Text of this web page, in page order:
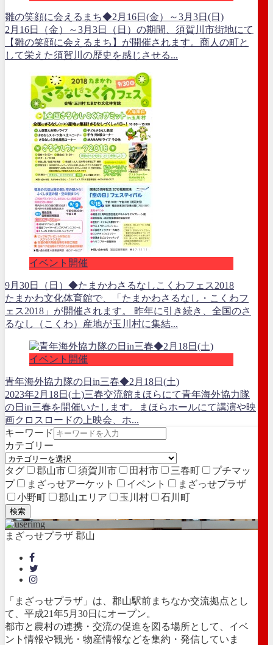
雛の笑顔に会えるまち◆2月16日(金）～3月3日(日)
2月16日（金）～3月3日（日）の期間、須賀川市街地にて
【雛の笑顔に会えるまち】が開催されます。商人の町と
して栄えた須賀川の歴史を感じさせる...
イベント開催
9月30日（日）◆たまかわさるなしこくわフェス2018
たまかわ文化体育館で、「たまかわさるなし・こくわフ
ェス2018」が開催されます。 昨年に引き続き、全国のさ
るなし（こくわ）産地が玉川村に集結...
イベント開催
青年海外協力隊の日in三春◆2月18日(土)
2023年2月18日(土)三春交流館まほらにて青年海外協力隊
の日in三春を開催いたします。まほらホールにて講演や映
画クロスロードの上映会、ホ...
キーワード
カテゴリー
タグ 郡山市 須賀川市 田村市 三春町
プチマッ
プ
まざっせアーケット イベント
まざっせプラザ
小野町
郡山エリア 玉川村 石川町
検索
まざっせプラザ 郡山
「まざっせプラザ」は、郡山駅前まちなか交流拠点とし
て、平成21年5月30日にオープン。
都市と農村の連携・交流の促進を図る場所として、イベ
ント情報や観光・物産情報などを集約・発信していま